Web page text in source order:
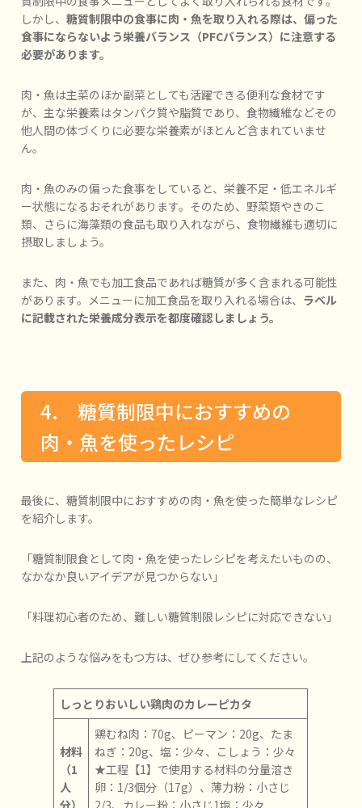
しかし、糖質制限中の食事に肉・魚を取り入れる際は、偏った
食事にならないよう栄養バランス（PFCバランス）に注意する
必要があります。
肉・魚は主菜のほか副菜としても活躍できる便利な食材です
が、主な栄養素はタンパク質や脂質であり、食物繊維などその
他人間の体づくりに必要な栄養素がほとんど含まれていませ
ん。
肉・魚のみの偏った食事をしていると、栄養不足・低エネルギ
ー状態になるおそれがあります。そのため、野菜類やきのこ
類、さらに海藻類の食品も取り入れながら、食物繊維も適切に
摂取しましょう。
また、肉・魚でも加工食品であれば糖質が多く含まれる可能性
があります。メニューに加工食品を取り入れる場合は、 ラベル
に記載された栄養成分表示を都度確認しましょう。
4. 糖質制限中におすすめの
肉・魚を使ったレシピ
最後に、糖質制限中におすすめの肉・魚を使った簡単なレシピ
を紹介します。
「糖質制限食として肉・魚を使ったレシピを考えたいものの、
なかなか良いアイデアが見つからない」
「料理初心者のため、難しい糖質制限レシピに対応できない」
上記のような悩みをもつ方は、ぜひ参考にしてください。
しっとりおいしい鶏肉のカレーピカタ
材料
（1
人
分）
鶏むね肉：70g、ピーマン：20g、たま
ねぎ：20g、塩：少々、こしょう：少々
★工程【1】で使用する材料の分量溶き
卵：1/3個分（17g）、薄力粉：小さじ
2/3、カレー粉：小さじ1塩：少々